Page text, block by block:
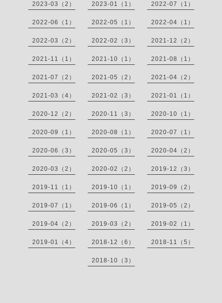
2023-03（2） 2023-01（1） 2022-07（1）
2022-06（1） 2022-05（1） 2022-04（1）
2022-03（2） 2022-02（3） 2021-12（2）
2021-11（1） 2021-10（1） 2021-08（1）
2021-07（2） 2021-05（2） 2021-04（2）
2021-03（4） 2021-02（3） 2021-01（1）
2020-12（2） 2020-11（3） 2020-10（1）
2020-09（1） 2020-08（1） 2020-07（1）
2020-06（3） 2020-05（3） 2020-04（2）
2020-03（2） 2020-02（2） 2019-12（3）
2019-11（1） 2019-10（1） 2019-09（2）
2019-07（1） 2019-06（1） 2019-05（2）
2019-04（2） 2019-03（2） 2019-02（1）
2019-01（4） 2018-12（6） 2018-11（5）
2018-10（3）